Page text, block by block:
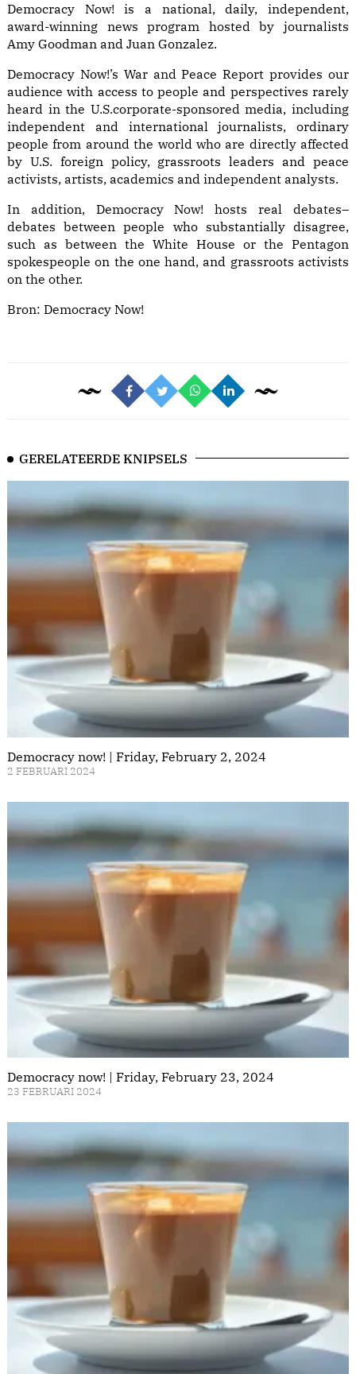
Democracy Now! is a national, daily, independent,
award-winning news program hosted by journalists
Amy Goodman and Juan Gonzalez.
Democracy Now!’s War and Peace Report provides our
audience with access to people and perspectives rarely
heard in the U.S.corporate-sponsored media, including
independent and international journalists, ordinary
people from around the world who are directly affected
by U.S. foreign policy, grassroots leaders and peace
activists, artists, academics and independent analysts.
In addition, Democracy Now! hosts real debates–
debates between people who substantially disagree,
such as between the White House or the Pentagon
spokespeople on the one hand, and grassroots activists
on the other.
Bron: Democracy Now!
GERELATEERDE KNIPSELS
Democracy now! | Friday, February 2, 2024
2 FEBRUARI 2024
Democracy now! | Friday, February 23, 2024
23 FEBRUARI 2024